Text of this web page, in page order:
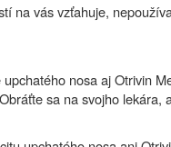
na vás vzťahuje,
nosa aj Otrivin
sa na svojho lekára,